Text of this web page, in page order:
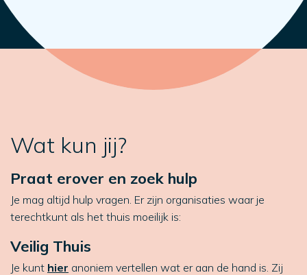
Wat kun jij?
Praat erover en zoek hulp
Je mag altijd hulp vragen. Er zijn organisaties waar je
terechtkunt als het thuis moeilijk is:
Veilig Thuis
Je kunt hier anoniem vertellen wat er aan de hand is. Zij